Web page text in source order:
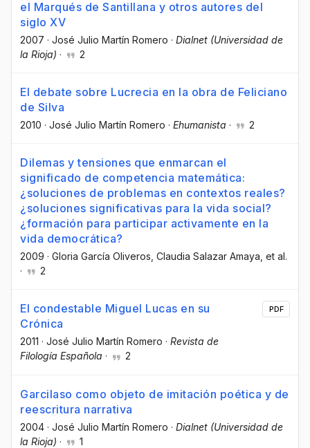
el Marqués de Santillana y otros autores del
siglo XV
2007 · José Julio Martín Romero · Dialnet (Universidad de
la Rioja) · 2
El debate sobre Lucrecia en la obra de Feliciano
de Silva
2010 · José Julio Martín Romero · Ehumanista · 2
Dilemas y tensiones que enmarcan el
significado de competencia matemática:
¿soluciones de problemas en contextos reales?
¿soluciones significativas para la vida social?
¿formación para participar activamente en la
vida democrática?
2009 · Gloria García Oliveros , Claudia Salazar Amaya , et al.
·
2
El condestable Miguel Lucas en su
Crónica
2011 · José Julio Martín Romero · Revista de
Filología Española · 2
PDF
Garcilaso como objeto de imitación poética y de
reescritura narrativa
2004 · José Julio Martín Romero · Dialnet (Universidad de
la Rioja) · 1